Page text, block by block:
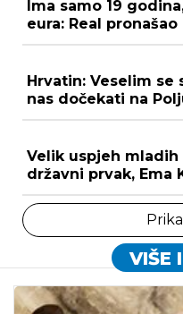
Ima samo 19
eura: Real
Hrvatin: Veselim se
nas dočekati na
Velik uspjeh mladih
državni prvak, Ema
VIŠE